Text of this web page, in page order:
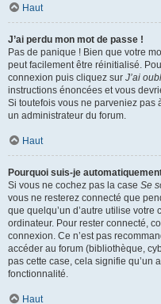
Haut
J’ai perdu mon mot de passe !
Pas de panique ! Bien que votre
peut facilement être réinitialisé.
connexion puis cliquez sur J’ai
instructions énoncées et vous
Si toutefois vous ne parveniez pas
un administrateur du forum.
Haut
Pourquoi suis-je
Si vous ne cochez pas la case Se
vous ne resterez connecté que
que quelqu’un d’autre utilise
ordinateur. Pour rester connecté,
connexion. Ce n’est pas
accéder au forum (bibliothèque,
pas cette case, cela signifie qu’un
fonctionnalité.
Haut